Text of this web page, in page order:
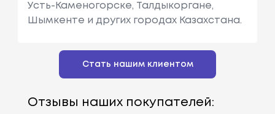
Усть-Каменогорске, Талдыкоргане,
Шымкенте и других городах Казахстана.
Стать нашим клиентом
Отзывы наших покупателей: